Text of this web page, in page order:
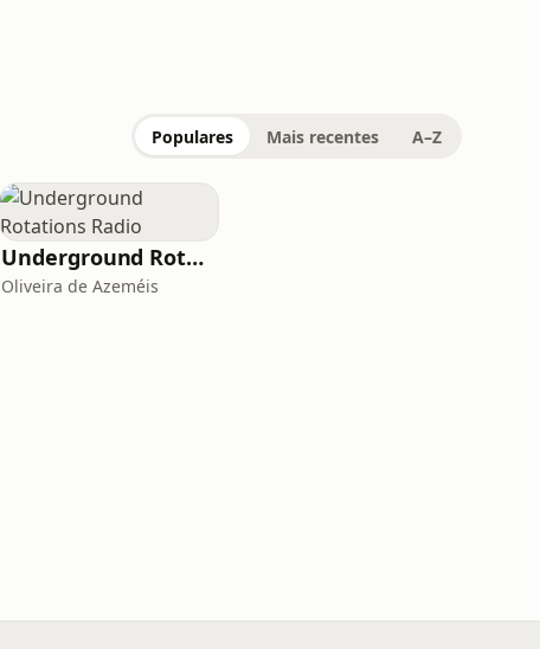
Populares Mais recentes A–Z
Underground Rotations Radio
Oliveira de Azeméis